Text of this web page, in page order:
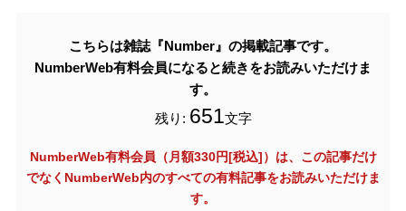
こちらは雑誌『Number』の掲載記事です。
NumberWeb有料会員になると続きをお読みいただけま
す。
残り: 651文字
NumberWeb有料会員（月額330円[税込]）は、この記事だけ
でなく NumberWeb内のすべての有料記事をお読みいただけま
す。